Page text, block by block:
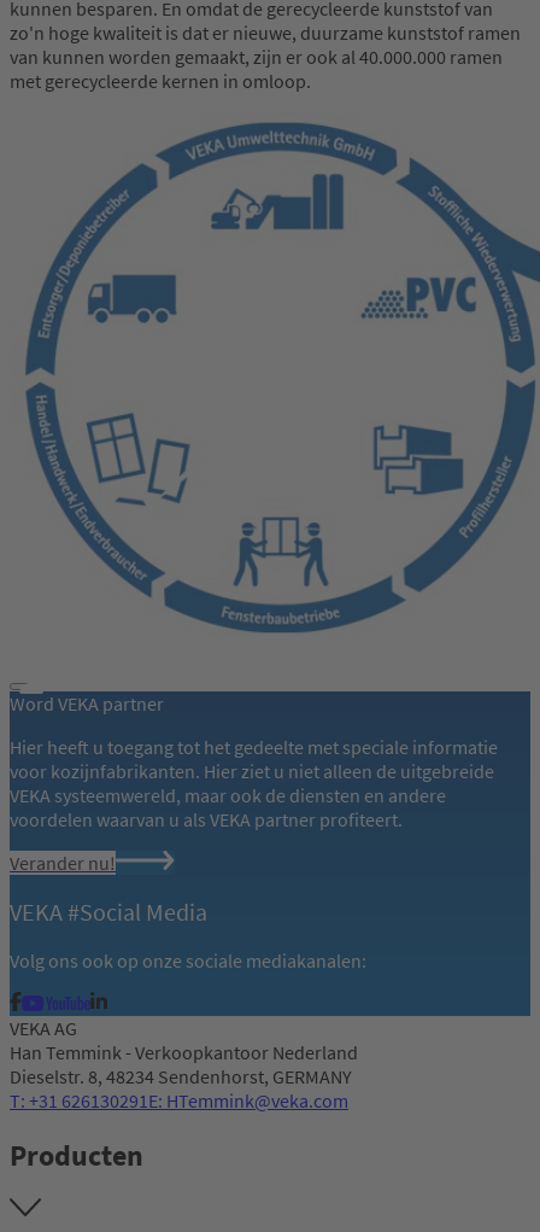
kunnen besparen. En omdat de gerecycleerde kunststof van
zo'n hoge kwaliteit is dat er nieuwe, duurzame kunststof ramen
van kunnen worden gemaakt, zijn er ook al 40.000.000 ramen
met gerecycleerde kernen in omloop.
Word VEKA partner
Hier heeft u toegang tot het gedeelte met speciale informatie
voor kozijnfabrikanten. Hier ziet u niet alleen de uitgebreide
VEKA systeemwereld, maar ook de diensten en andere
voordelen waarvan u als VEKA partner profiteert.
Verander nu!
VEKA #Social Media
Volg ons ook op onze sociale mediakanalen:
VEKA AG
Han Temmink - Verkoopkantoor Nederland
Dieselstr. 8, 48234 Sendenhorst, GERMANY
T: +31 626130291E: HTemmink@veka.com
Producten